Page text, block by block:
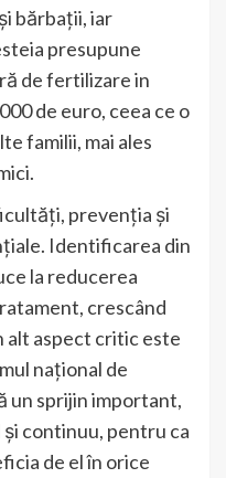
bărbații, iar
presupune
de fertilizare in
de euro, ceea ce o
familii, mai ales
prevenția și
Identificarea din
la reducerea
crescând
alt aspect critic este
național de
un sprijin important,
continuu, pentru ca
de el în orice